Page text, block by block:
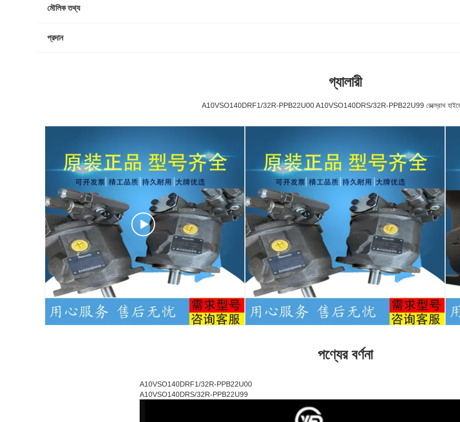
মৌলিক তথ্য
প্রদান
গ্যালারী
A10VSO140DRF1/32R-PPB22U00 A10VSO140DRS/32R-PPB22U99 রেক্স্রোথ
পণ্যের বর্ণনা
A10VSO140DRF1/32R-PPB22U00
A10VSO140DRS/32R-PPB22U99